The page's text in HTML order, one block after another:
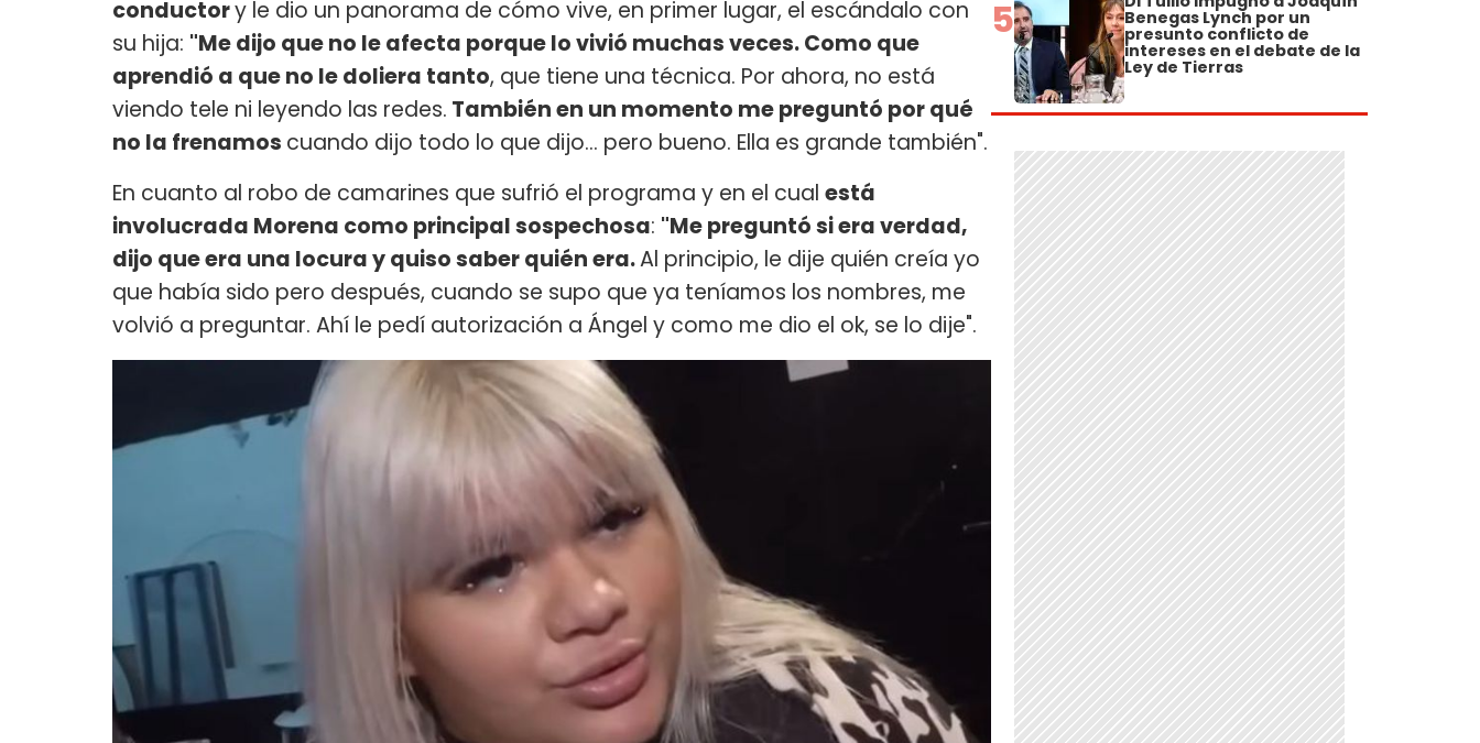
conductory le dio un panorama de cómo vive, en primer lugar, el escándalo con
su hija: "Me dijo que no le afecta porque lo vivió muchas veces. Como que
aprendió a que no le doliera tanto, que tiene una técnica. Por ahora, no está
viendo tele ni leyendo las redes. También en un momento me preguntó por qué
no la frenamos cuando dijo todo lo que dijo... pero bueno. Ella es grande también".
En cuanto al robo de camarines que sufrió el programa y en el cual está
involucrada Morena como principal sospechosa: "Me preguntó si era verdad,
dijo que era una locura y quiso saber quién era.Al principio, le dije quién creía yo
que había sido pero después, cuando se supo que ya teníamos los nombres, me
volvió a preguntar. Ahí le pedí autorización a Ángel y como me dio el ok, se lo dije".
5 Benegas Lynch por un
presunto conflicto de
intereses en el debate de la
Ley de Tierras